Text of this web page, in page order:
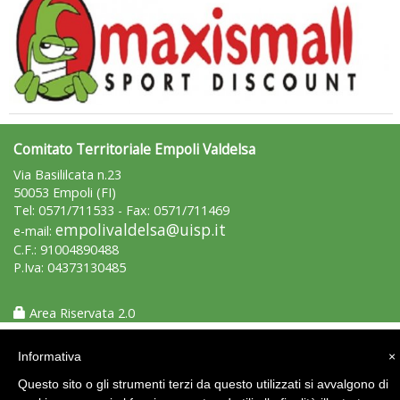
Luglio 2026: "Pensando con i piedi, si possono fare le
rivoluzioni"
Tiziano Pesce a Radio InBlu2000 traccia il bilancio della stagione
Comitato Territoriale Empoli Valdelsa
Via Basililcata n.23
50053 Empoli (FI)
Tel: 0571/711533 - Fax: 0571/711469
e-mail: empolivaldelsa@uisp.it
C.F.: 91004890488
P.Iva: 04373130485
Area Riservata 2.0
×
Informativa
Questo sito o gli strumenti terzi da questo utilizzati si avvalgono di